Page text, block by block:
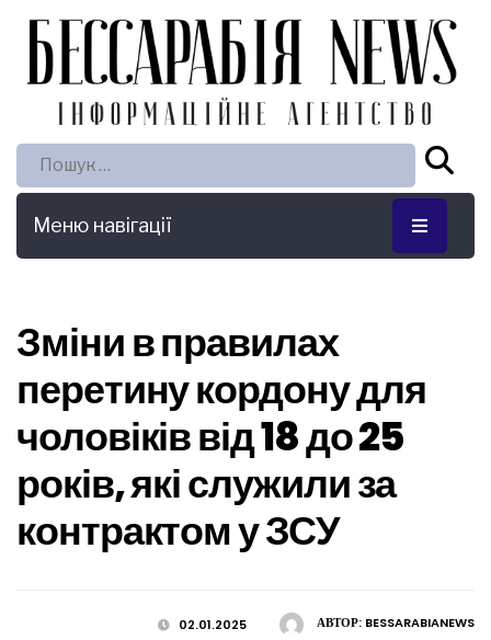
Пошук:
Меню навігації
Зміни в правилах
перетину кордону для
чоловіків від 18 до 25
років, які служили за
контрактом у ЗСУ
АВТОР: BESSARABIANEWS
02.01.2025